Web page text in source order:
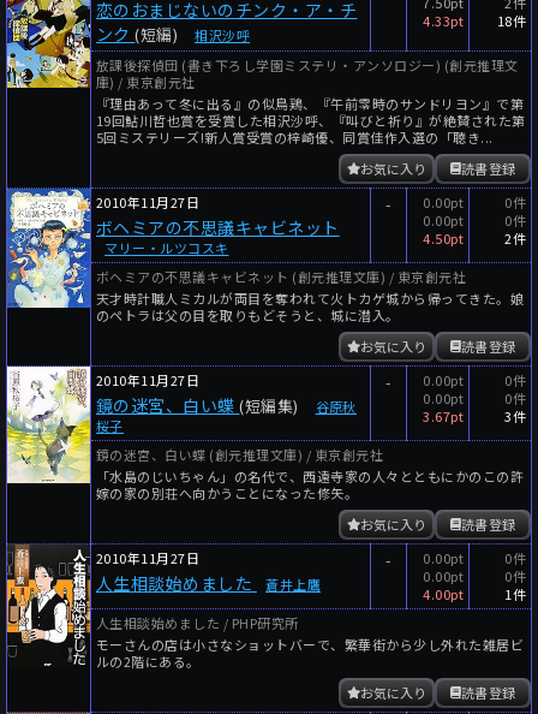
恋のおまじないのチンク・ア・チ
ンク (短編) 相沢沙呼
4.33pt
18件
放課後探偵団 (書き下ろし学園ミステリ・アンソロジー) (創元推理文
庫) / 東京創元社
『理由あって冬に出る』の似鳥鶏、『午前零時のサンドリヨン』で第
19回鮎川哲也賞を受賞した相沢沙呼、『叫びと祈り』が絶賛された第
5回ミステリーズ!新人賞受賞の梓崎優、同賞佳作入選の「聴き...
読書登録
お気に入り
2010年11月27日
ボヘミアの不思議キャビネット
マリー・ルツコスキ
-
0.00pt
0.00pt
4.50pt
0件
0件
2件
ボヘミアの不思議キャビネット (創元推理文庫) / 東京創元社
天才時計職人ミカルが両目を奪われて火トカゲ城から帰ってきた。娘
のペトラは父の目を取りもどそうと、城に潜入。
読書登録
お気に入り
2010年11月27日
鏡の迷宮、白い蝶 (短編集)
谷原秋
桜子
-
0.00pt
0.00pt
3.67pt
0件
0件
3件
鏡の迷宮、白い蝶 (創元推理文庫) / 東京創元社
「水島のじいちゃん」の名代で、西遠寺家の人々とともにかのこの許
嫁の家の別荘へ向かうことになった修矢。
読書登録
お気に入り
2010年11月27日
人生相談始めました 蒼井上鷹
-
0.00pt
0.00pt
4.00pt
0件
0件
1件
人生相談始めました / PHP研究所
モーさんの店は小さなショットバーで、繁華街から少し外れた雑居ビ
ルの2階にある。
読書登録
お気に入り